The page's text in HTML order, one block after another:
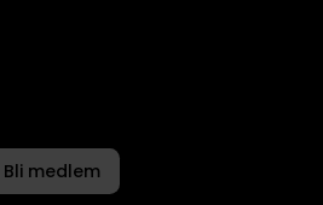
Bli medlem